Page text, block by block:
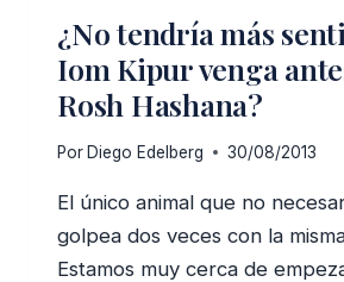
¿No tendría más
Iom Kipur venga
Rosh Hashana?
Por Diego Edelberg 30/08/2013
El único animal que no
golpea dos veces con la
Estamos muy cerca de